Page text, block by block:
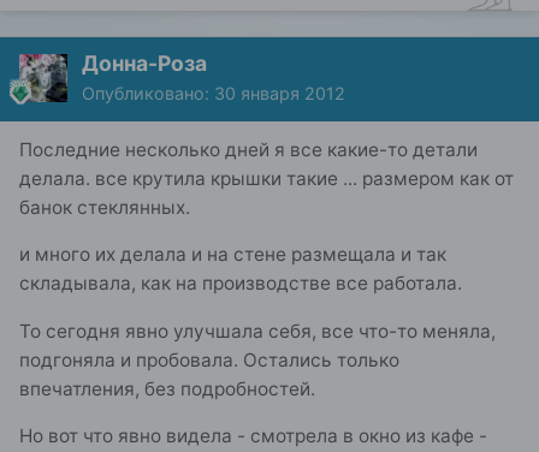
Донна-Роза
Опубликовано: 30 января 2012
Последние несколько дней я все какие-то детали
делала. все крутила крышки такие ... размером как от
банок стеклянных.
и много их делала и на стене размещала и так
складывала, как на производстве все работала.
То сегодня явно улучшала себя, все что-то меняла,
подгоняла и пробовала. Остались только
впечатления, без подробностей.
Но вот что явно видела - смотрела в окно из кафе -